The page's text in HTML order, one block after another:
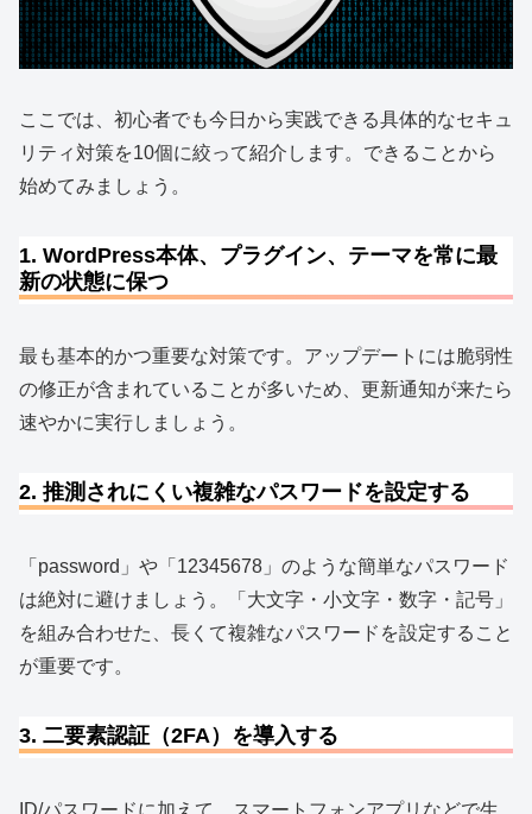
ここでは、初心者でも今日から実践できる具体的なセキュ
リティ対策を10個に絞って紹介します。できることから
始めてみましょう。
1. WordPress本体、プラグイン、テーマを常に最
新の状態に保つ
最も基本的かつ重要な対策です。アップデートには脆弱性
の修正が含まれていることが多いため、更新通知が来たら
速やかに実行しましょう。
2. 推測されにくい複雑なパスワードを設定する
「password」や「12345678」のような簡単なパスワード
は絶対に避けましょう。「大文字・小文字・数字・記号」
を組み合わせた、長くて複雑なパスワードを設定すること
が重要です。
3. 二要素認証（2FA）を導入する
ID/パスワードに加えて、スマートフォンアプリなどで生